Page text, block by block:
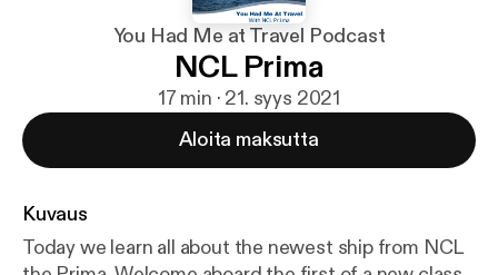
You Had Me at Travel Podcast
NCL Prima
17 min · 21. syys 2021
Aloita maksutta
Kuvaus
Today we learn all about the newest ship from NCL